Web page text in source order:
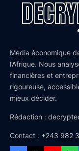
Média économique
l’Afrique. Nous
financières et
rigoureuse,
mieux décider.
Rédaction :
Contact : +243 982